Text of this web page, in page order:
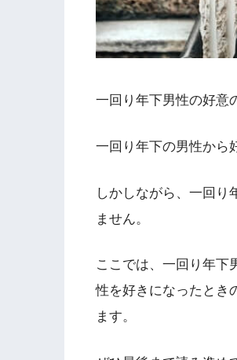
一回り年下男性の好意
一回り年下の男性から
しかしながら、一回り
ません。
ここでは、一回り年下
性を好きになったとき
ます。